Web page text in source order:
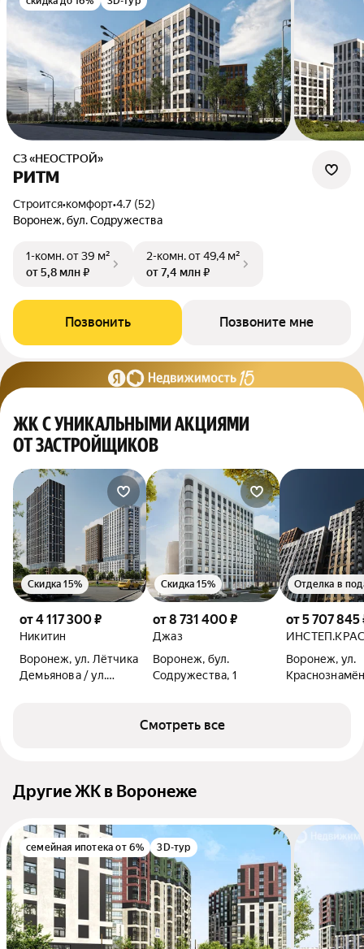
СЗ «НЕОСТРОЙ»
РИТМ
Строится•комфорт•4.7 (52)
Воронеж, бул. Содружества
1-комн.от 39 м²
от 5,8 млн ₽
2-комн.от 49,4 м²
от 7,4 млн ₽
Позвонить Позвоните мне
ЖК С УНИКАЛЬНЫМИ АКЦИЯМИ
ОТ ЗАСТРОЙЩИКОВ
от 4 117 300 ₽
Никитин
Воронеж, ул. Лётчика
Демьянова / ул.
Скидка 15%
от 8 731 400 ₽
Джаз
Воронеж, бул.
Содружества, 1
Скидка 15%
от 5 707 845
Воронеж, ул.
Отделка в
Смотреть все
Другие ЖК в Воронеже
семейная ипотека от 6% 3D-тур